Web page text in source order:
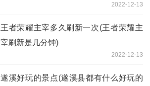
2022-12-13
王者荣耀主宰多久刷新一次(王者荣耀主
宰刷新是几分钟)
2022-12-13
遂溪好玩的景点(遂溪县都有什么好玩的